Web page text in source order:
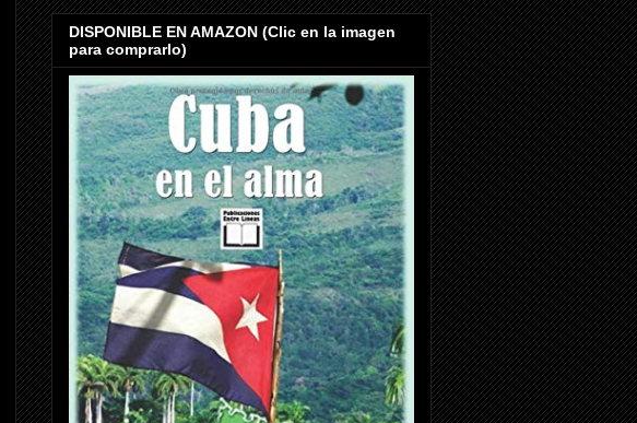
DISPONIBLE EN AMAZON (Clic en la imagen
para comprarlo)